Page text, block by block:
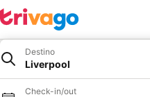
Destino
Liverpool
Check-in/out